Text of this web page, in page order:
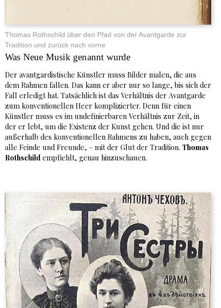
Thomas Rothschild über den Pfad von der Avantgarde zur
Tradition und zurück nach vorne
Was Neue Musik genannt wurde
Der avantgardistische Künstler muss Bilder malen, die aus
dem Rahmen fallen. Das kann er aber nur so lange, bis sich der
Fall erledigt hat. Tatsächlich ist das Verhältnis der Avantgarde
zum konventionellen Heer komplizierter. Denn für einen
Künstler muss es im undefinierbaren Verhältnis zur Zeit, in
der er lebt, um die Existenz der Kunst gehen. Und die ist nur
außerhalb des konventionellen Rahmens zu haben, auch gegen
alle Feinde und Freunde, – mit der Glut der Tradition. Thomas
Rothschild empfiehlt, genau hinzuschauen.